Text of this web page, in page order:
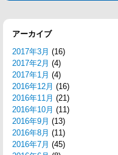
アーカイブ
2017年3月 (16)
2017年2月 (4)
2017年1月 (4)
2016年12月 (16)
2016年11月 (21)
2016年10月 (11)
2016年9月 (13)
2016年8月 (11)
2016年7月 (45)